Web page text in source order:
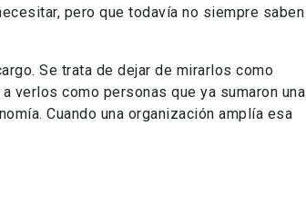
pero que todavía no siempre saben
Se trata de dejar de mirarlos como
como personas que ya sumaron una
Cuando una organización amplía esa